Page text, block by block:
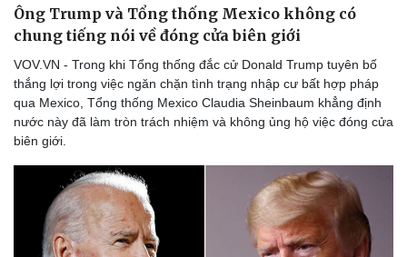
Ông Trump và Tổng thống Mexico không có
chung tiếng nói về đóng cửa biên giới
VOV.VN - Trong khi Tổng thống đắc cử Donald Trump tuyên bố
thắng lợi trong việc ngăn chặn tình trạng nhập cư bất hợp pháp
qua Mexico, Tổng thống Mexico Claudia Sheinbaum khẳng định
nước này đã làm tròn trách nhiệm và không ủng hộ việc đóng cửa
biên giới.